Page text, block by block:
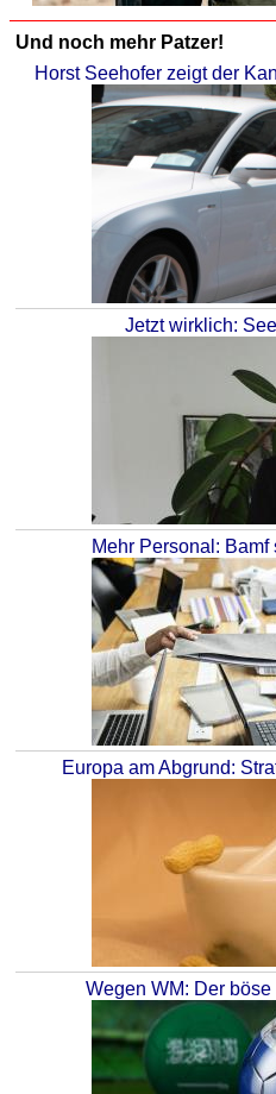
Und noch mehr Patzer!
Horst Seehofer zeigt der
Jetzt wirklich:
Mehr Personal:
Europa am Abgrund:
Wegen WM: Der